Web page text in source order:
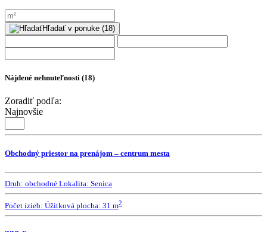
Hľadať v ponuke (18)
Nájdené nehnuteľnosti (18)
Zoradiť podľa:
Najnovšie
Obchodný priestor na prenájom – centrum mesta
Druh: obchodné Lokalita: Senica
Počet izieb: Úžitková plocha: 31 m2